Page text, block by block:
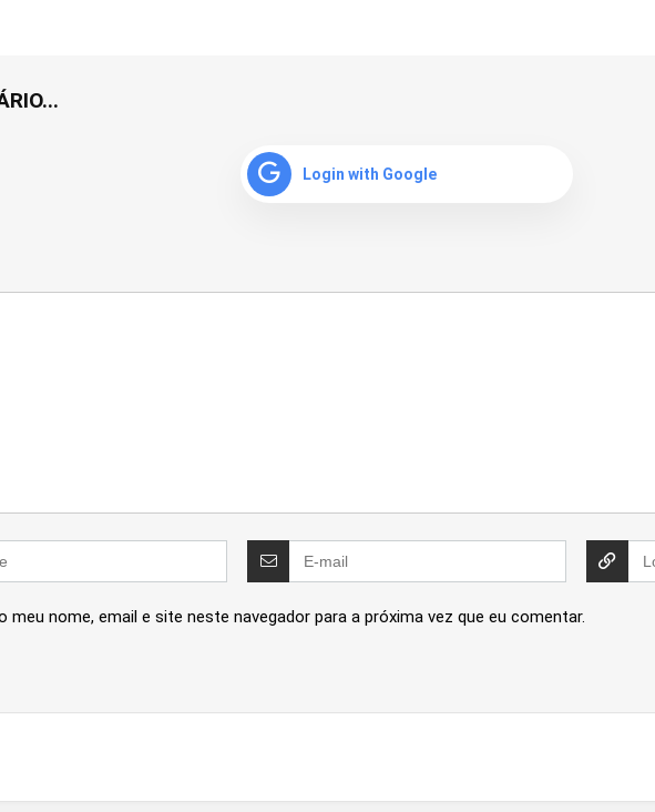
Login with Google
meu nome, email e site neste navegador para a próxima vez que eu comentar.